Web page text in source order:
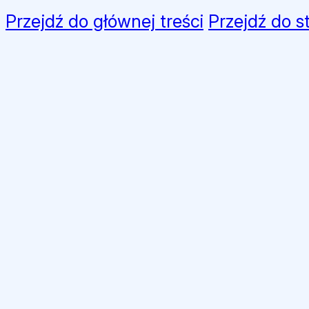
Przejdź do głównej treści Przejdź do